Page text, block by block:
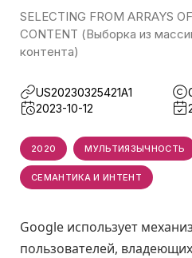
SELECTING FROM ARRAYS
CONTENT (Выборка из
контента)
US20230325421A1
2023-10-12
2020 МУЛЬТИЯЗЫЧНОСТЬ
СЕМАНТИКА И ИНТЕНТ
Google использует
пользователей,